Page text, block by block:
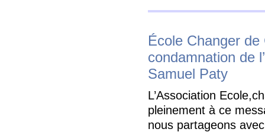
École Changer de
condamnation de
Samuel Paty
L’Association
pleinement à ce
nous partageons